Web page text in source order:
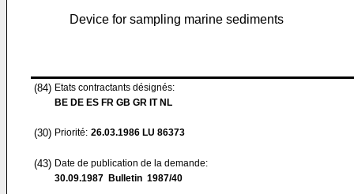
Device for sampling marine sediments
(84) Etats contractants désignés:
BE DE ES FR GB GR IT NL
(30) Priorité: 26.03.1986 LU 86373
(43) Date de publication de la demande:
30.09.1987 Bulletin 1987/40